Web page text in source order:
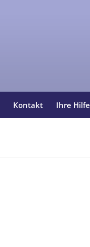
Kontakt Ihre Hilfe